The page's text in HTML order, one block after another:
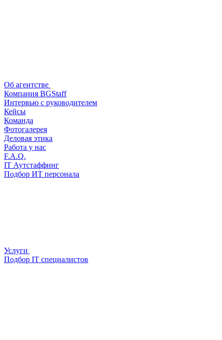
Об агентстве
Компания BGStaff
Интервью с руководителем
Кейсы
Команда
Фотогалерея
Деловая этика
Работа у нас
F.A.Q.
IT Аутстаффинг
Подбор ИТ персонала
Услуги
Подбор IT специалистов